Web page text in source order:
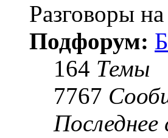
Разговоры
Подфорум:
164 Темы
7767
Последнее